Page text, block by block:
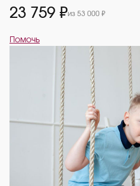
23 759 ₽из 53 000 ₽
Помочь